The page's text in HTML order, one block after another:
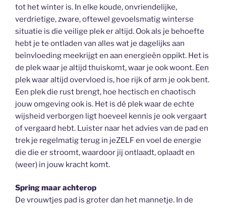
tot het winter is. In elke koude, onvriendelijke,
verdrietige, zware, oftewel gevoelsmatig winterse
situatie is die veilige plek er altijd. Ook als je behoefte
hebt je te ontladen van alles wat je dagelijks aan
beïnvloeding meekrijgt en aan energieën oppikt. Het is
de plek waar je altijd thuiskomt, waar je ook woont. Een
plek waar altijd overvloed is, hoe rijk of arm je ook bent.
Een plek die rust brengt, hoe hectisch en chaotisch
jouw omgeving ook is. Het is dé plek waar de echte
wijsheid verborgen ligt hoeveel kennis je ook vergaart
of vergaard hebt. Luister naar het advies van de pad en
trek je regelmatig terug in jeZELF en voel de energie
die die er stroomt, waardoor jij ontlaadt, oplaadt en
(weer) in jouw kracht komt.
Spring maar achterop
De vrouwtjes pad is groter dan het mannetje. In de